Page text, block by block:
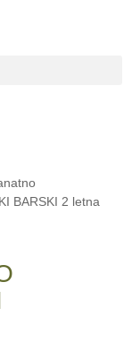
BARSKI 2 letna